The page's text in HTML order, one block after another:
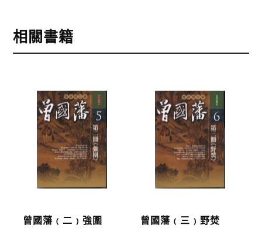
2.銀行轉帳:選擇銀行轉帳時，請填寫您的銀行帳號後
五碼，並於三日內完成匯款，以利核銷作業。
劃撥單，匯款者大名請填寫跟訂購者大名一致，以利
核銷作業。
步驟4 完成訂購
訂購完成後，可至會員專區查詢「我的訂單」，查詢
訂單處理的狀態。
運費說明:
相關書籍
曾國藩﹙二﹚強圍 曾國藩﹙三﹚野焚